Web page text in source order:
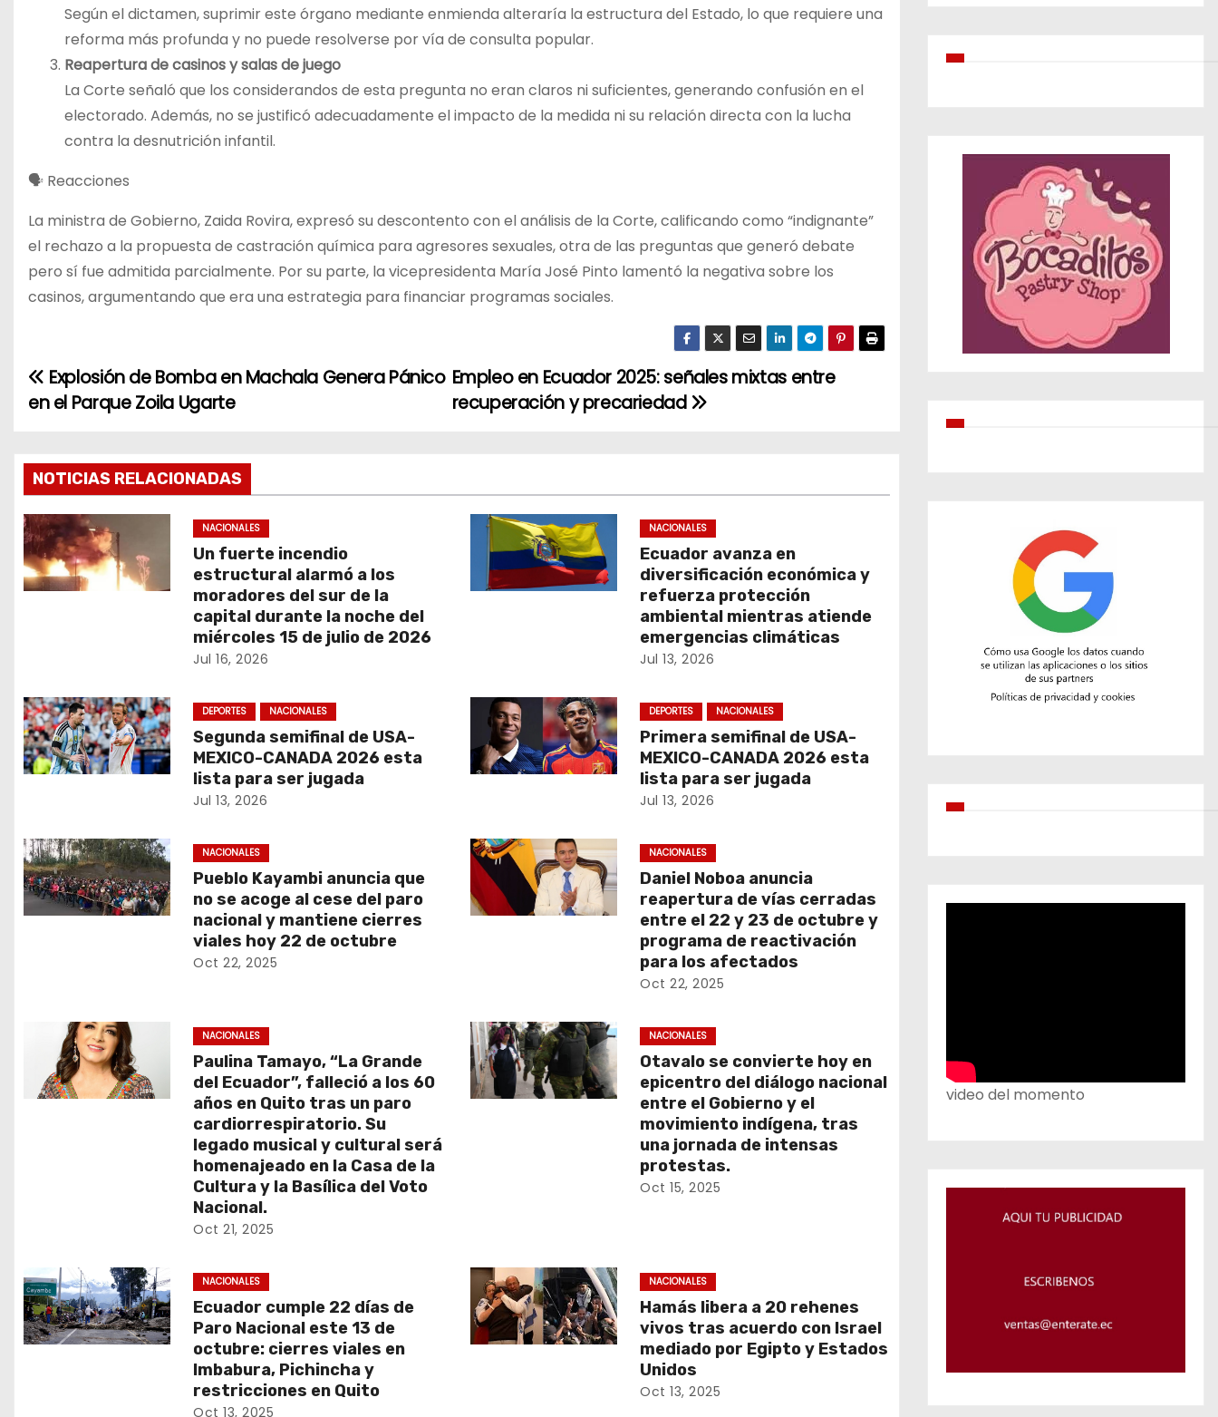
Según el dictamen, suprimir este órgano mediante enmienda alteraría la estructura del Estado, lo que requiere una
reforma más profunda y no puede resolverse por vía de consulta popular.
Reapertura de casinos y salas de juego
La Corte señaló que los considerandos de esta pregunta no eran claros ni suficientes, generando confusión en el
electorado. Además, no se justificó adecuadamente el impacto de la medida ni su relación directa con la lucha
contra la desnutrición infantil.
🗣 Reacciones
La ministra de Gobierno, Zaida Rovira, expresó su descontento con el análisis de la Corte, calificando como “indignante”
el rechazo a la propuesta de castración química para agresores sexuales, otra de las preguntas que generó debate
pero sí fue admitida parcialmente. Por su parte, la vicepresidenta María José Pinto lamentó la negativa sobre los
casinos, argumentando que era una estrategia para financiar programas sociales.
N
v
e
g
a
ó
n
d
e
n
t
s
Empleo en Ecuador 2025: señales mixtas entre
recuperación y precariedad
Explosión de Bomba en Machala Genera Pánico
en el Parque Zoila Ugarte
NOTICIAS RELACIONADAS
NACIONALES
Un fuerte incendio
estructural alarmó a los
moradores del sur de la
capital durante la noche del
miércoles 15 de julio de 2026
Jul 16, 2026
NACIONALES
Ecuador avanza en
diversificación económica y
refuerza protección
ambiental mientras atiende
emergencias climáticas
Jul 13, 2026
DEPORTES NACIONALES
Segunda semifinal de USA-
MEXICO-CANADA 2026 esta
lista para ser jugada
Jul 13, 2026
DEPORTES NACIONALES
Primera semifinal de USA-
MEXICO-CANADA 2026 esta
lista para ser jugada
Jul 13, 2026
NACIONALES
Pueblo Kayambi anuncia que
no se acoge al cese del paro
nacional y mantiene cierres
viales hoy 22 de octubre
Oct 22, 2025
NACIONALES
Daniel Noboa anuncia
reapertura de vías cerradas
entre el 22 y 23 de octubre y
programa de reactivación
para los afectados
Oct 22, 2025
NACIONALES
Paulina Tamayo, “La Grande
del Ecuador”, falleció a los 60
años en Quito tras un paro
cardiorrespiratorio. Su
legado musical y cultural será
homenajeado en la Casa de la
Cultura y la Basílica del Voto
Nacional.
Oct 21, 2025
NACIONALES
Otavalo se convierte hoy en
epicentro del diálogo nacional
entre el Gobierno y el
movimiento indígena, tras
una jornada de intensas
protestas.
Oct 15, 2025
NACIONALES
Ecuador cumple 22 días de
Paro Nacional este 13 de
octubre: cierres viales en
Imbabura, Pichincha y
restricciones en Quito
Oct 13, 2025
NACIONALES
Hamás libera a 20 rehenes
vivos tras acuerdo con Israel
mediado por Egipto y Estados
Unidos
Oct 13, 2025
video del momento